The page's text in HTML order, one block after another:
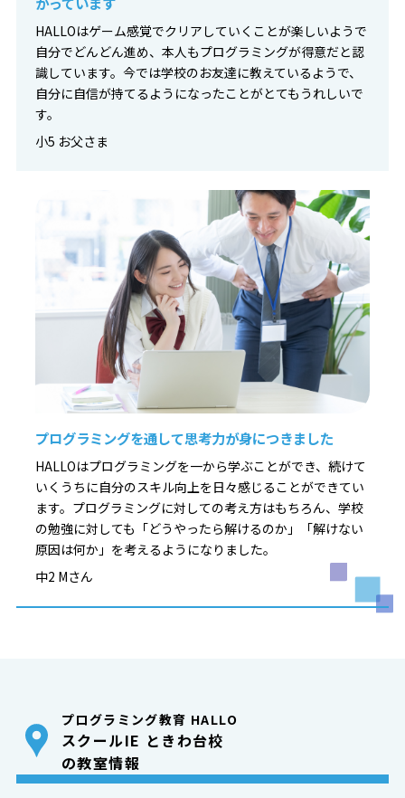
HALLOはゲーム感覚でクリアしていくことが楽しいようで
自分でどんどん進め、本人もプログラミングが得意だと認
識しています。今では学校のお友達に教えているようで、
自分に自信が持てるようになったことがとてもうれしいで
す。
小5 お父さま
プログラミングを通して思考力が身につきました
HALLOはプログラミングを一から学ぶことができ、続けて
いくうちに自分のスキル向上を日々感じることができてい
ます。プログラミングに対しての考え方はもちろん、学校
の勉強に対しても「どうやったら解けるのか」「解けない
原因は何か」を考えるようになりました。
中2 Mさん
プログラミング教育 HALLO
スクールIE ときわ台校
の教室情報